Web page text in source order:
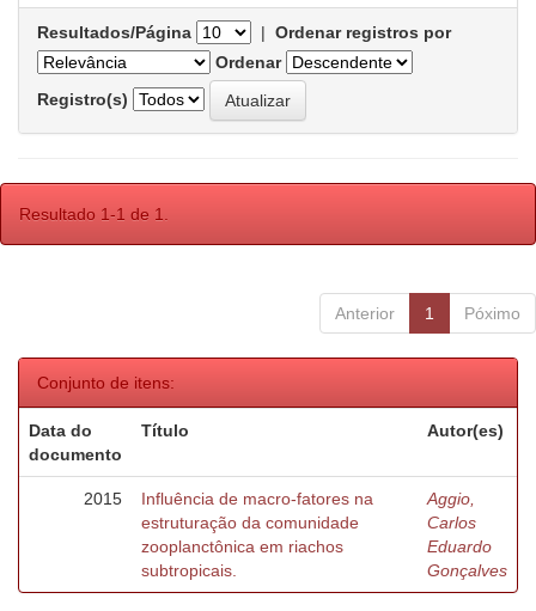
Resultados/Página | Ordenar registros por
Ordenar
Registro(s)
Resultado 1-1 de 1.
Anterior 1 Póximo
Conjunto de itens:
Data do
documento
Título Autor(es)
2015
Influência de macro-fatores na
estruturação da comunidade
zooplanctônica em riachos
subtropicais.
Aggio,
Carlos
Eduardo
Gonçalves